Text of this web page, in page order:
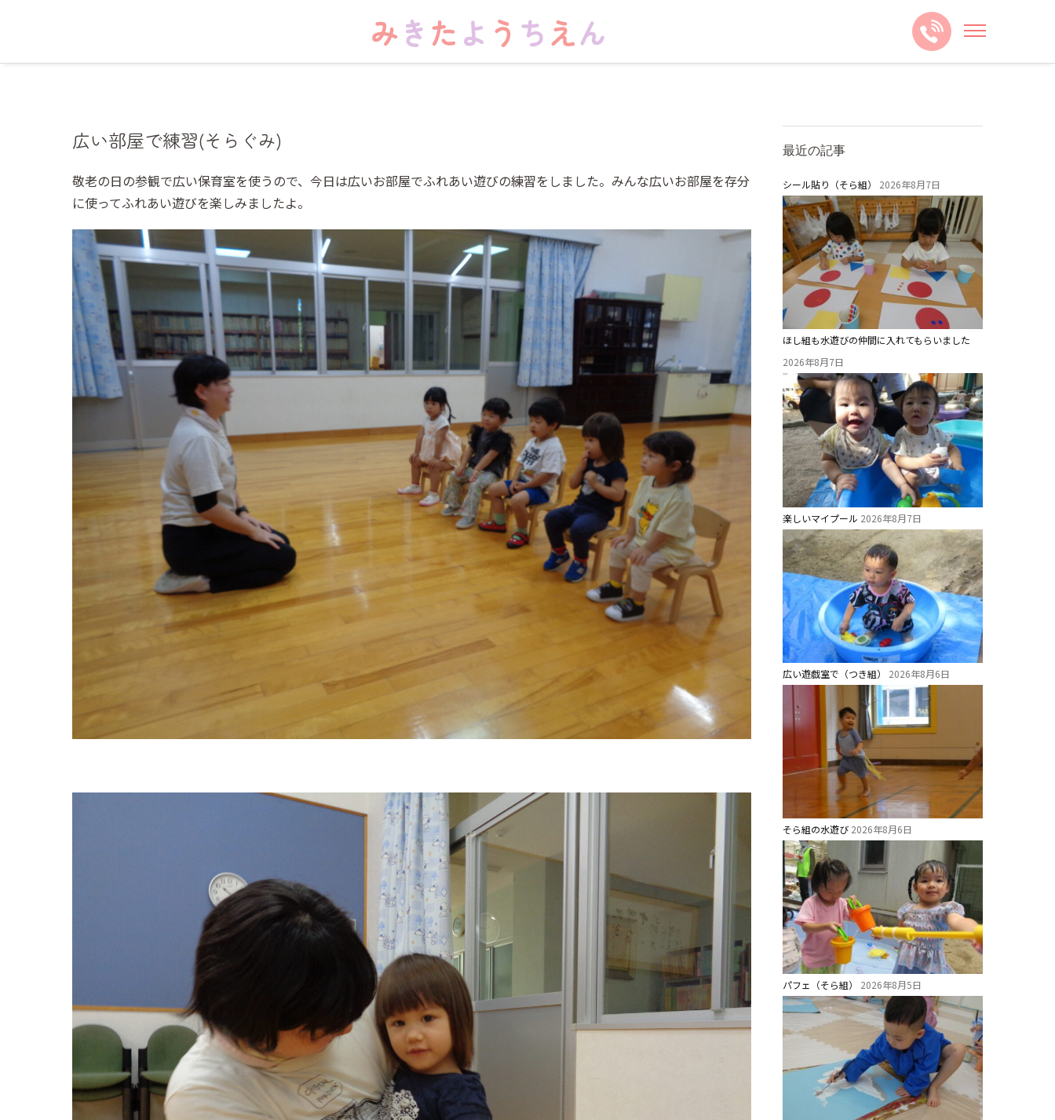
広い部屋で練習(そらぐみ)
敬老の日の参観で広い保育室を使うので、今日は広いお部屋でふれあい遊びの練習をしました。みんな広いお部屋を存分
に使ってふれあい遊びを楽しみましたよ。
最近の記事
シール貼り（そら組） 2026年8月7日
ほし組も水遊びの仲間に入れてもらいました
2026年8月7日
楽しいマイプール 2026年8月7日
広い遊戯室で（つき組） 2026年8月6日
そら組の水遊び 2026年8月6日
パフェ（そら組） 2026年8月5日